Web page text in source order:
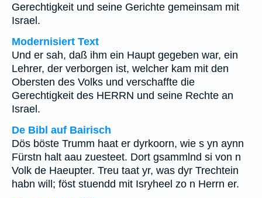
Gerechtigkeit und seine Gerichte gemeinsam mit
Israel.
Modernisiert Text
Und er sah, daß ihm ein Haupt gegeben war, ein
Lehrer, der verborgen ist, welcher kam mit den
Obersten des Volks und verschaffte die
Gerechtigkeit des HERRN und seine Rechte an
Israel.
De Bibl auf Bairisch
Dös böste Trumm haat er dyrkoorn, wie s yn aynn
Fürstn halt aau zuesteet. Dort gsammlnd si von n
Volk de Haeupter. Treu taat yr, was dyr Trechtein
habn will; föst stuendd mit Isryheel zo n Herrn er.